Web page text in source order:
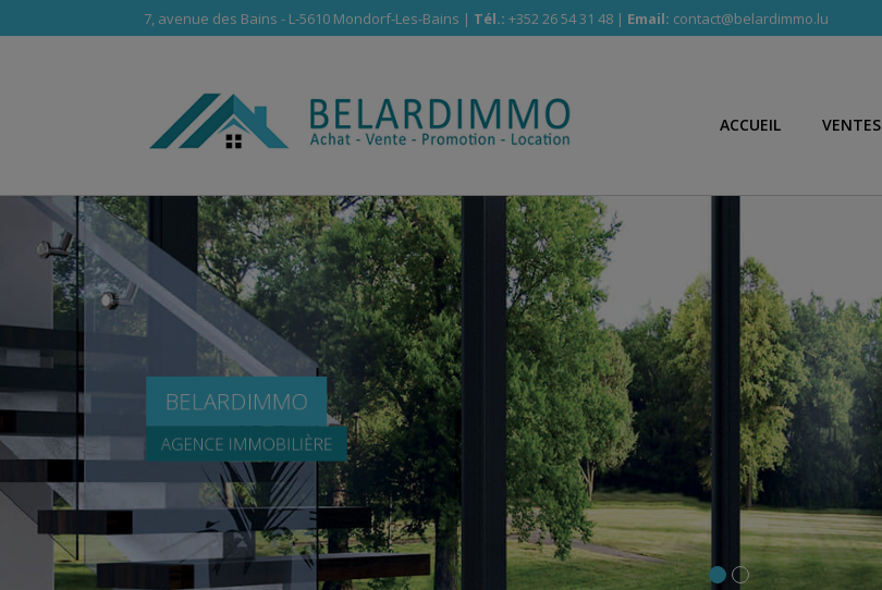
7, avenue des Bains - L-5610 Mondorf-Les-Bains | Tél.: +352 26 54 31 48 | Email: contact@belardimmo.lu
ACCUEIL VENTES
BELARDIMMO
AGENCE IMMOBILIÈRE